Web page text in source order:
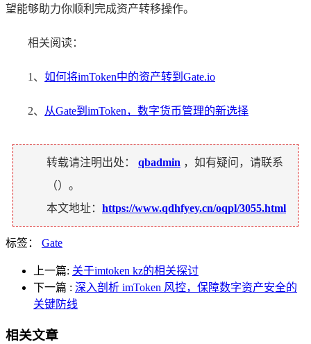
望能够助力你顺利完成资产转移操作。
相关阅读：
1、 如何将imToken中的资产转到Gate.io
2、 从Gate到imToken，数字货币管理的新选择
转载请注明出处： qbadmin ，如有疑问，请联系
（）。
本文地址： https://www.qdhfyey.cn/oqpl/3055.html
标签： Gate
上一篇: 关于imtoken kz的相关探讨
下一篇 : 深入剖析 imToken 风控，保障数字资产安全的
关键防线
相关文章